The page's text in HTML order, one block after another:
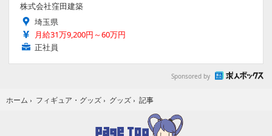
株式会社窪田建築
埼玉県
月給31万9,200円～60万円
正社員
Sponsored by
ホーム › フィギュア・グッズ › グッズ › 記事